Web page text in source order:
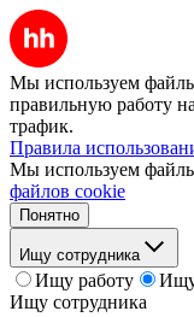
Мы используем
правильную работу
трафик.
Правила
Мы используем
файлов cookie
Понятно
Ищу сотрудника
Ищу работу
Ищу
Ищу сотрудника